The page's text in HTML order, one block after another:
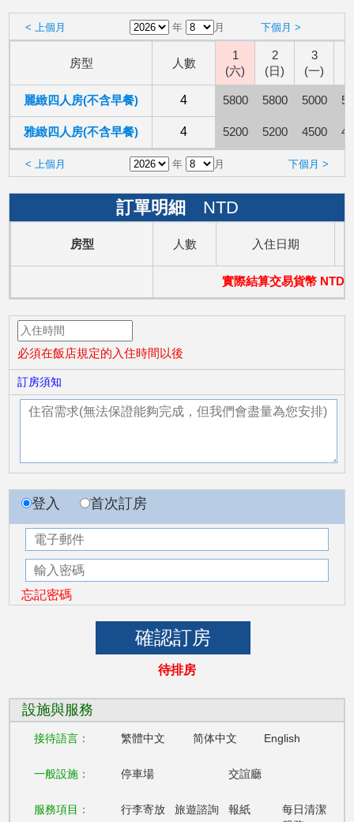
< 上個月 年 月 下個月 >
房型 人數
1
(六)
2
(日)
3
(一)
麗緻四人房(不含早餐) 4 5800 5800 5000
雅緻四人房(不含早餐) 4 5200 5200 4500
< 上個月 年 月 下個月 >
訂單明細 NTD
房型 人數 入住日期
實際結算交易貨幣 NTD
必須在飯店規定的入住時間以後
訂房須知
登入 首次訂房
忘記密碼
待排房
設施與服務
接待語言： 繁體中文 简体中文 English
一般設施： 停車場 交誼廳
服務項目： 行李寄放 旅遊諮詢 報紙
每日清潔